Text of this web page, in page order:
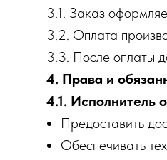
3.1. Заказ
3.2. Оплата
3.3. После оплаты
4. Права и
4.1. Исполнитель
Предоставить
Обеспечивать